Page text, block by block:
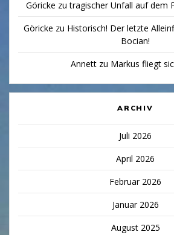
Göricke zutragischer Unfall auf dem
Göricke zu Historisch! Der letzte
Bocian!
Annettzu Markus fliegt
ARCHIV
Juli 2026
April 2026
Februar 2026
Januar 2026
August 2025